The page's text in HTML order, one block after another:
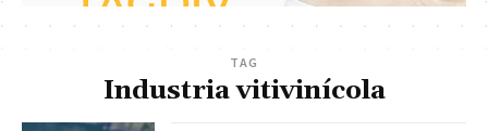
TAG
Industria vitivinícola